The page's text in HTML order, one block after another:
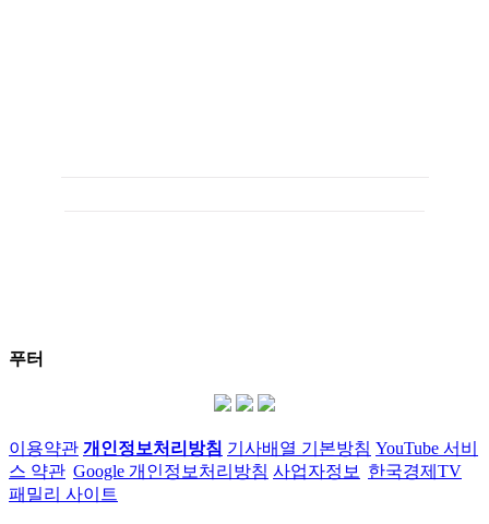
푸터
이용약관 개인정보처리방침 기사배열 기본방침 YouTube 서비
스 약관 Google 개인정보처리방침 사업자정보
한국경제TV
패밀리 사이트